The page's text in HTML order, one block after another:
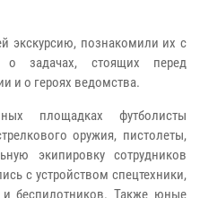
экскурсию, познакомили их с
задачах, стоящих перед
и о героях ведомства.
площадках футболисты
оружия, пистолеты,
экипировку сотрудников
с устройством спецтехники,
и беспилотников. Также юные